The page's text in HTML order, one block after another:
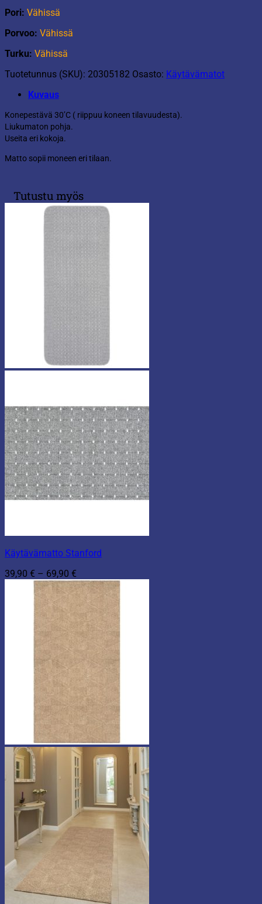
Pori: Vähissä
Porvoo: Vähissä
Turku: Vähissä
Tuotetunnus (SKU): 20305182 Osasto: Käytävämatot
Kuvaus
Konepestävä 30’C ( riippuu koneen tilavuudesta).
Liukumaton pohja.
Useita eri kokoja.
Matto sopii moneen eri tilaan.
Tutustu myös
Käytävämatto Stanford
39,90 € – 69,90 €
39,90 €
69,90 €